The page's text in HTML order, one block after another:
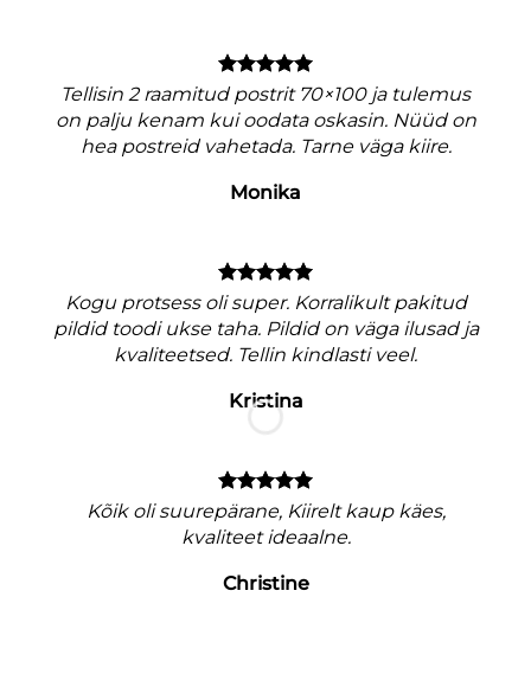
Tellisin 2 raamitud postrit 70×100 ja tulemus
on palju kenam kui oodata oskasin. Nüüd on
hea postreid vahetada. Tarne väga kiire.
Monika
Kogu protsess oli super. Korralikult pakitud
pildid toodi ukse taha. Pildid on väga ilusad ja
kvaliteetsed. Tellin kindlasti veel.
Kristina
Kõik oli suurepärane, Kiirelt kaup käes,
kvaliteet ideaalne.
Christine